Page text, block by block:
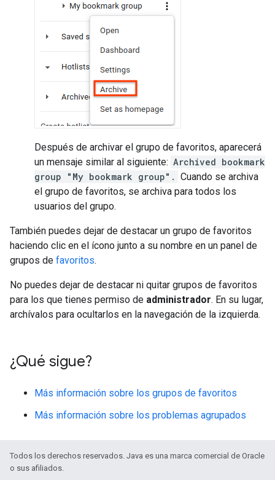
Después de archivar el grupo de favoritos, aparecerá
un mensaje similar al siguiente: Archived bookmark
group "My bookmark group". Cuando se archiva
el grupo de favoritos, se archiva para todos los
usuarios del grupo.
También puedes dejar de destacar un grupo de favoritos
haciendo clic en el ícono junto a su nombre en un panel de
grupos de favoritos.
No puedes dejar de destacar ni quitar grupos de favoritos
para los que tienes permiso de administrador. En su lugar,
archívalos para ocultarlos en la navegación de la izquierda.
¿Qué sigue?
Más información sobre los grupos de favoritos
Más información sobre los problemas agrupados
Todos los derechos reservados. Java es una marca comercial de Oracle
o sus afiliados.